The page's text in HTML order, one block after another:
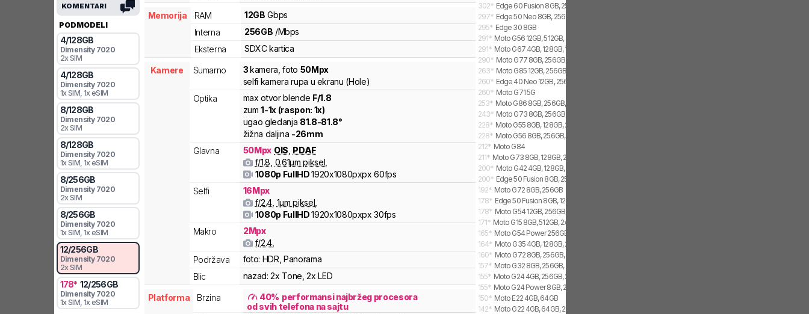
KOMENTARI
PODMODELI
4/128GB
Dimensity 7020
2x SIM
4/128GB
Dimensity 7020
1x SIM, 1x eSIM
8/128GB
Dimensity 7020
2x SIM
8/128GB
Dimensity 7020
1x SIM, 1x eSIM
8/256GB
Dimensity 7020
2x SIM
8/256GB
Dimensity 7020
1x SIM, 1x eSIM
12/256GB
Dimensity 7020
2x SIM
178* 12/256GB
Dimensity 7020
1x SIM, 1x eSIM
Memorija RAM 12GB Gbps
Interna
256GB /Mbps
Eksterna
SDXCkartica
Kamere Sumarno 3kamera foto 50Mpx
selfi kamera rupa u ekranu (Hole)
Optika
max otvor blende F/1.8
zum1-1x (raspon: 1x)
ugao gledanja 81.8-81.8°
žižna daljina -26mm
Glavna
50Mpx OIS PDAF
f/1.8 0.61µm piksel
1080p FullHD1920x1080pxpx60fps
Selfi
16Mpx
f/2.4 1µm piksel
1080p FullHD1920x1080pxpx30fps
Makro
2Mpx
f/2.4
Podržava
foto: HDR, Panorama
Blic
nazad: 2x Tone, 2x LED
Platforma Brzina 40% performansi najbržeg procesora
od svih telefona na sajtu
302* Edge 60 Fusion 8GB, 256GB, 1x SIM, 1x eSIM
297* Edge 50 Neo 8GB, 256GB, 2x SIM
295* Edge 30 8GB
291* Moto G56 12GB, 512GB, 2x SIM
291* Moto G67 4GB, 128GB, 1x SIM, 1x eSIM
290* Moto G77 8GB, 256GB, 1x SIM, 1x eSIM
263* Moto G85 12GB, 256GB, 2x SIM
260* Edge 40 Neo 12GB, 256GB, 2x SIM
260* Moto G71 5G
253* Moto G86 8GB, 256GB, 2x SIM
243* Moto G73 8GB, 256GB, 2x SIM
228* Moto G55 8GB, 128GB, 2x SIM
228* Moto G56 8GB, 256GB, 1x SIM, 1x eSIM
212* Moto G84
211* Moto G73 8GB, 128GB, 2x SIM
200* Moto G42 4GB, 128GB, 2x SIM
200* Edge 50 Fusion 8GB, 256GB, 2x SIM
192* Moto G72 8GB, 256GB
178* Edge 50 Fusion 8GB, 128GB, 2x SIM
178* Moto G54 12GB, 256GB, 1x SIM, 1x eSIM
171* Moto G15 8GB, 512GB, 2x SIM
165* Moto G54 Power 256GB, 2x SIM
164* Moto G35 4GB, 128GB, 2x SIM
160* Moto G72 8GB, 256GB, 2x SIM
157* Moto G32 8GB, 256GB, 2x SIM
155* Moto G24 4GB, 256GB, 2x SIM
155* Moto G24 Power 8GB, 256GB, 2x SIM
150* Moto E22 4GB, 64GB
142* Moto G22 4GB, 64GB, 2x SIM